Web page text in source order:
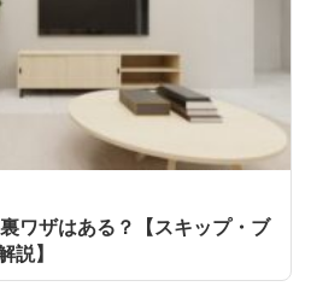
ワザはある？【スキップ・ブ
説】